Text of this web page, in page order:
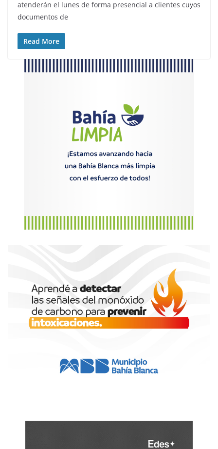
atenderán el lunes de forma presencial a clientes cuyos
documentos de
Read More